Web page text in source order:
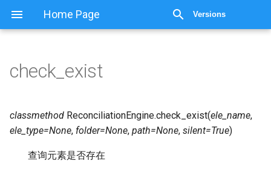
Home Page Versions
显示源代码
check_exist
classmethod ReconciliationEngine.check_exist(ele_name,
ele_type=None, folder=None, path=None, silent=True)
查询元素是否存在